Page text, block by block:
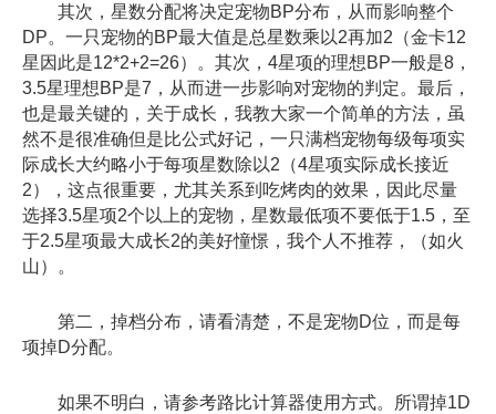
其次，星数分配将决定宠物BP分布，从而影响整个
DP。一只宠物的BP最大值是总星数乘以2再加2（金卡12
星因此是12*2+2=26）。其次，4星项的理想BP一般是8，
3.5星理想BP是7，从而进一步影响对宠物的判定。最后，
也是最关键的，关于成长，我教大家一个简单的方法，虽
然不是很准确但是比公式好记，一只满档宠物每级每项实
际成长大约略小于每项星数除以2（4星项实际成长接近
2），这点很重要，尤其关系到吃烤肉的效果，因此尽量
选择3.5星项2个以上的宠物，星数最低项不要低于1.5，至
于2.5星项最大成长2的美好憧憬，我个人不推荐，（如火
山）。
第二，掉档分布，请看清楚，不是宠物D位，而是每
项掉D分配。
如果不明白，请参考路比计算器使用方式。所谓掉1D